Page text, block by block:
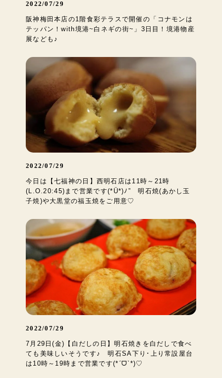
2022/07/29
阪神梅田本店の1階食彩テラスで開催の「コナモンは
テッパン！with境港~白ネギの街~」3日目！境港物産
展なども♪
2022/07/29
今日は【七福神の日】西明石店は11時～21時
(L.O.20:45)まで営業です(*Ü*)ﾉ” 明石焼(あかし玉
子焼)や大黒堂の福玉焼をご用意♡
2022/07/29
7月29日(金)【白だしの日】明石焼きを白だしで食べ
ても美味しいそうです♪ 明石SA下り･上り常設屋台
は10時～19時まで営業です(*ˊᗜˋ*)♡